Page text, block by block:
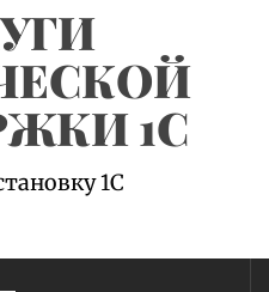
1С
1С